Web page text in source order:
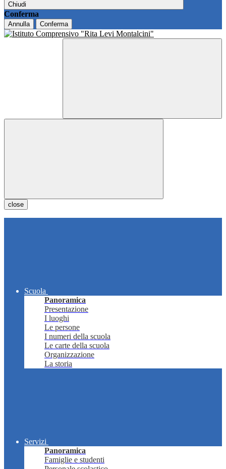
Chiudi
Conferma
Annulla Conferma
close
Scuola
Panoramica
Presentazione
I luoghi
Le persone
I numeri della scuola
Le carte della scuola
Organizzazione
La storia
Servizi
Panoramica
Famiglie e studenti